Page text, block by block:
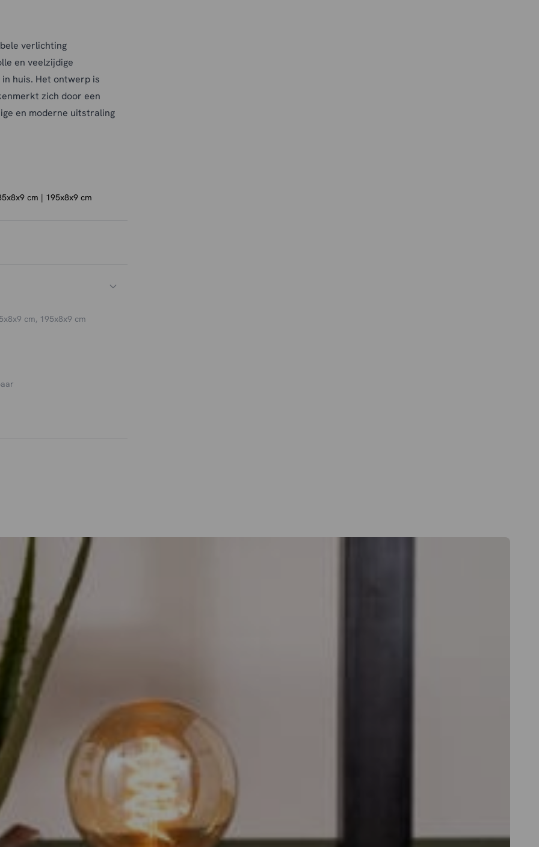
verlichting
en veelzijdige
huis. Het ontwerp is
zich door een
en moderne uitstraling
perfect af te stemmen
voor functionele ruimtes
cm | 195x8x9 cm
cm, 195x8x9 cm